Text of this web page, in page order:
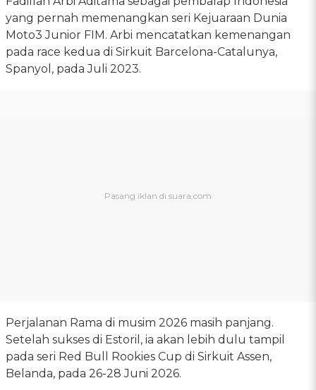
yang pernah memenangkan seri Kejuaraan Dunia
Moto3 Junior FIM. Arbi mencatatkan kemenangan
pada race kedua di Sirkuit Barcelona-Catalunya,
Spanyol, pada Juli 2023.
Perjalanan Rama di musim 2026 masih panjang.
Setelah sukses di Estoril, ia akan lebih dulu tampil
pada seri Red Bull Rookies Cup di Sirkuit Assen,
Belanda, pada 26-28 Juni 2026.